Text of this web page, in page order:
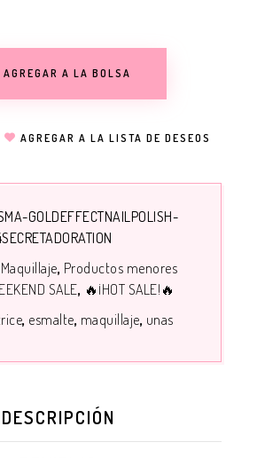
AGREGAR A LA BOLSA
AGREGAR A LA LISTA DE DESEOS
GOLDEFFECTNAILPOLISH-
Maquillaje Productos menores
SALE 🔥¡HOT SALE!🔥
esmalte maquillaje unas
DESCRIPCIÓN